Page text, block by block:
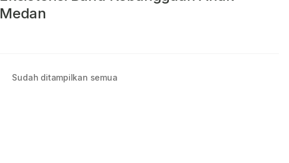
Medan
Sudah ditampilkan semua